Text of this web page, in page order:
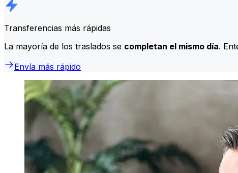
Transferencias más rápidas
La mayoría de los traslados se completan el mismo día.
Envía más rápido